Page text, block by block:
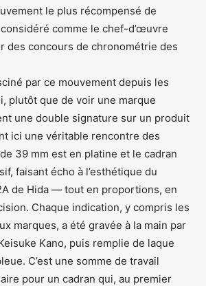
le plus récompensé de
comme le chef-d’œuvre
des concours de chronométrie des
par ce mouvement depuis les
plutôt que de voir une marque
une double signature sur un produit
ici une véritable rencontre des
39 mm est en platine et le cadran
faisant écho à l’esthétique du
de Hida — tout en proportions, en
Chaque indication, y compris les
marques, a été gravée à la main par
Kano, puis remplie de laque
C’est une somme de travail
pour un cadran qui, au premier